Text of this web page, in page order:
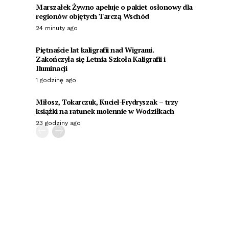
Marszałek Żywno apeluje o pakiet osłonowy dla
regionów objętych Tarczą Wschód
24 minuty ago
Piętnaście lat kaligrafii nad Wigrami.
Zakończyła się Letnia Szkoła Kaligrafii i
Iluminacji
1 godzinę ago
Miłosz, Tokarczuk, Kuciel-Frydryszak – trzy
książki na ratunek molennie w Wodziłkach
23 godziny ago